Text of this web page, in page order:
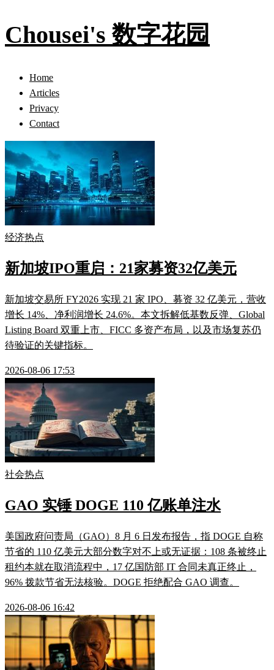
Chousei's 数字花园
Home
Articles
Privacy
Contact
经济热点
新加坡IPO重启：21家募资32亿美元
新加坡交易所 FY2026 实现 21 家 IPO、募资 32 亿美元，营收
增长 14%、净利润增长 24.6%。本文拆解低基数反弹、Global
Listing Board 双重上市、FICC 多资产布局，以及市场复苏仍
待验证的关键指标。
2026-08-06 17:53
社会热点
GAO 实锤 DOGE 110 亿账单注水
美国政府问责局（GAO）8 月 6 日发布报告，指 DOGE 自称
节省的 110 亿美元大部分数字对不上或无证据：108 条被终止
租约本就在取消流程中，17 亿国防部 IT 合同未真正终止，
96% 拨款节省无法核验。DOGE 拒绝配合 GAO 调查。
2026-08-06 16:42